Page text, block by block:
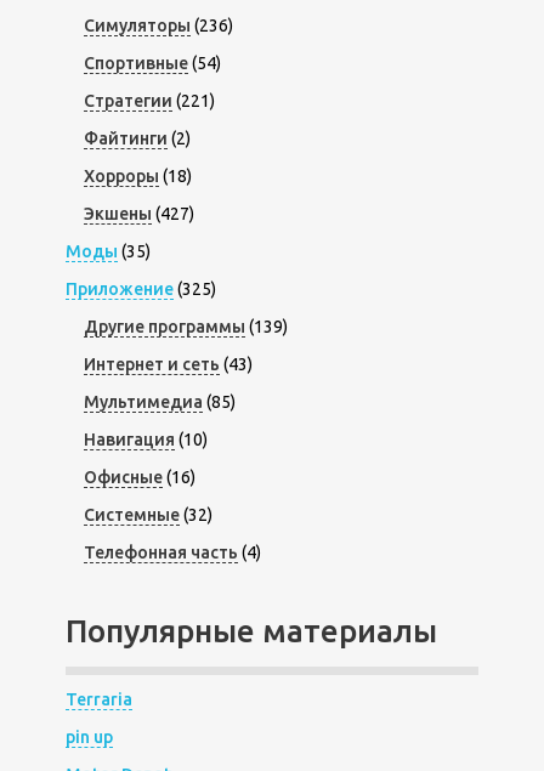
Симуляторы (236)
Спортивные(54)
Стратегии (221)
Файтинги (2)
Хорроры (18)
Экшены (427)
Моды (35)
Приложение(325)
Другие программы (139)
Интернет и сеть (43)
Мультимедиа (85)
Навигация (10)
Офисные(16)
Системные(32)
Телефонная часть (4)
Популярные материалы
Terraria
pin up